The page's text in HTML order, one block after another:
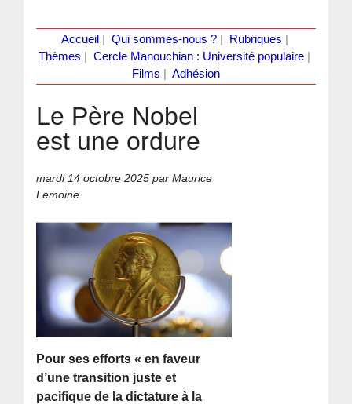
Accueil Qui sommes-nous ?| Rubriques
Thèmes
Cercle Manouchian : Université populaire
Films
Adhésion
Le Père Nobel
est une ordure
mardi 14 octobre 2025 par Maurice
Lemoine
Pour ses efforts « en faveur
d’une transition juste et
pacifique de la dictature à la